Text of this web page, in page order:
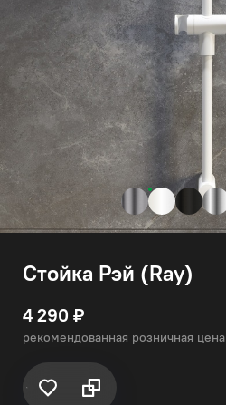
Стойка Рэй (Ray)
4 290 ₽
рекомендованная розничная цена